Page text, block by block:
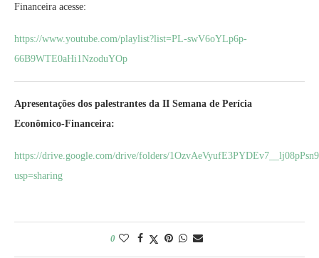
Financeira acesse:
https://www.youtube.com/playlist?list=PL-swV6oYLp6p-
66B9WTE0aHi1NzoduYOp
Apresentações dos palestrantes da II Semana de Perícia
Econômico-Financeira:
https://drive.google.com/drive/folders/
usp=sharing
0